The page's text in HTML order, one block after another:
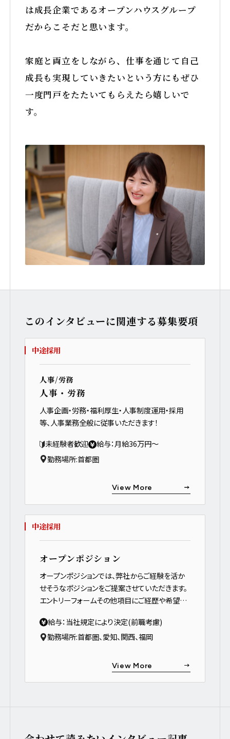
は成長企業であるオープンハウスグループ
だからこそだと思います。
家庭と両立をしながら、仕事を通じて自己
成長も実現していきたいという方にもぜひ
一度門戸をたたいてもらえたら嬉しいで
す。
このインタビューに関連する募集要項
中途採用
人事/労務
人事・労務
人事企画・労務・福利厚生・人事制度運用・採用
等、人事業務全般に従事いただきます！
未経験者歓迎
給与：月給36万円～
勤務場所:首都圏
View More
中途採用
オープンポジション
オープンポジションでは、弊社からご経験を活か
せそうなポジションをご提案させていただきます。
エントリーフォームその他項目にご経歴や希望す
給与：当社規定により決定(前職考慮)
勤務場所:首都圏、愛知、関西、福岡
View More